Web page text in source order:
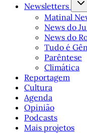
Newsletters
Matinal
News do
News do
Tudo é
Parêntese
Climática
Reportagem
Cultura
Agenda
Opinião
Podcasts
Mais projetos